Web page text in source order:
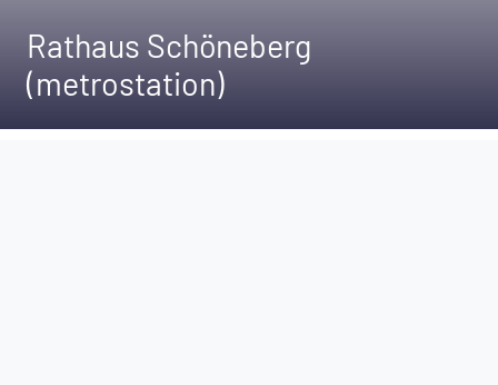
Rathaus Schöneberg
(metrostation)